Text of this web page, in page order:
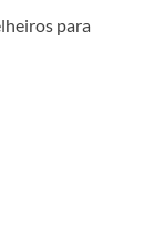
para